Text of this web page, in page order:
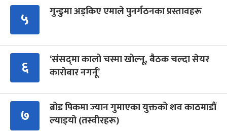
५ गुन्डुमा अड्किए एमाले पुनर्गठनका प्रस्तावहरू
६
‘संसद्‍मा कालो चस्मा खोल्नू, बैठक चल्दा सेयर
कारोबार नगर्नू’
७
ब्रोड पिकमा ज्यान गुमाएका युक्तको शव काठमाडौं
ल्याइयो (तस्वीरहरू)